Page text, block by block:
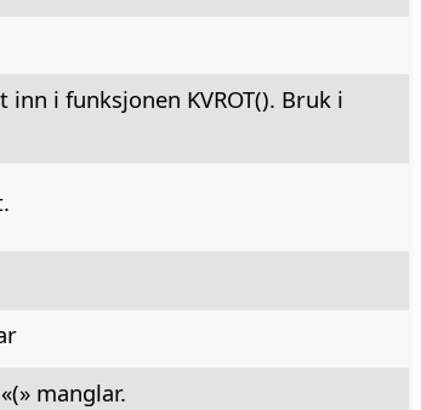
i funksjonen KVROT(). Bruk i
manglar.